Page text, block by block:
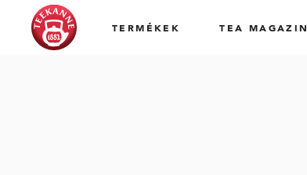
TERMÉKEK TEA MAGAZIN